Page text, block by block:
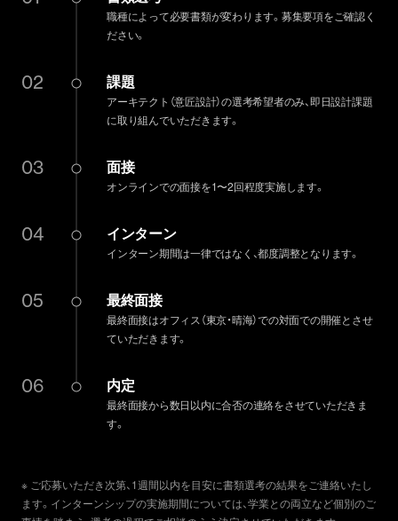
職種によって必要書類が変わります。募集要項をご確認く
ださい。
02 課題
アーキテクト（意匠設計）の選考希望者のみ、即日設計課題
に取り組んでいただきます。
03 面接
オンラインでの面接を1〜2回程度実施します。
04 インターン
インターン期間は一律ではなく、都度調整となります。
05 最終面接
最終面接はオフィス（東京・晴海）での対面での開催とさせ
ていただきます。
06 内定
最終面接から数日以内に合否の連絡をさせていただきま
す。
※ ご応募いただき次第、1週間以内を目安に書類選考の結果をご連絡いたし
ます。インターンシップの実施期間については、学業との両立など個別のご